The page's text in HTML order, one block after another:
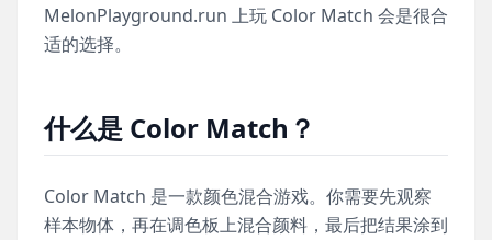
MelonPlayground.run 上玩 Color Match 会是很合
适的选择。
什么是 Color Match？
Color Match 是一款颜色混合游戏。你需要先观察
样本物体，再在调色板上混合颜料，最后把结果涂到